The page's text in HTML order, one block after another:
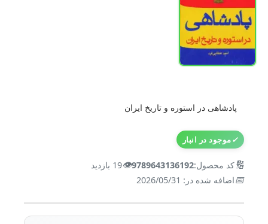
پادشاهی در استوره و تاریخ ایران
✓موجود در انبار
🔢کد محصول:9789643136192
👁️19 بازدید
📅اضافه شده در: 2026/05/31